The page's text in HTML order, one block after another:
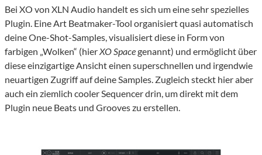
Bei XO von XLN Audio handelt es sich um eine sehr spezielles
Plugin. Eine Art Beatmaker-Tool organisiert quasi automatisch
deine One-Shot-Samples, visualisiert diese in Form von
farbigen „Wolken“ (hierXO Spacegenannt) und ermöglicht über
diese einzigartige Ansicht einen superschnellen und irgendwie
neuartigen Zugriff auf deine Samples. Zugleich steckt hier aber
auch ein ziemlich cooler Sequencer drin, um direkt mit dem
Plugin neue Beats und Grooves zu erstellen.